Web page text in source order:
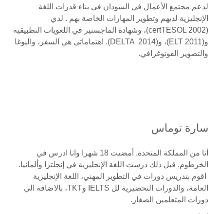
لدعم مجتمع الأعمال في السودان في بناء قدرات اللغة
الإنجليزية لديهم وتطوير المهارات الخاصة بهم . لدي
(certTESOL 2002)، وشهادة الماجستير في اللغويات التطبيقية
و(ELT 2011)، و(DELTA 2014). اهتماماتي هي السفر، واليوغا
والتصوير الفوتوغرافي.
سارة توماس
أنا من المملكة المتحدة, أمضيت 18 شهرا وانا ادرس في
الخرطوم. قبل ذلك درست اللغة الإنجليزية في إنجلترا وألمانيا.
اقوم بتدريس دورات في التطوير المهني، اللغة الإنجليزية
العامة، والدورات التحضيرية لل IELTS وTKT، بالاضافة الي
دورات المتعلمين الصغار.